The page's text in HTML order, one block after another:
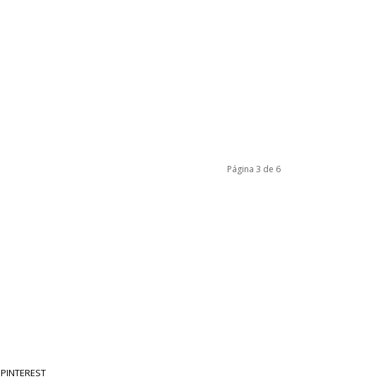
Página 3 de 6
PINTEREST